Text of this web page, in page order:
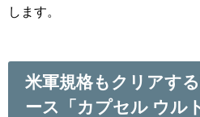
します。
米軍規格もクリアす
ース「カプセル ウル